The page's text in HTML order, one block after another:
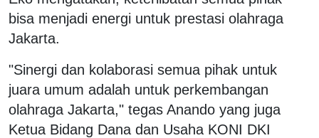
bisa menjadi energi untuk prestasi olahraga
Jakarta.
"Sinergi dan kolaborasi semua pihak untuk
juara umum adalah untuk perkembangan
olahraga Jakarta," tegas Anando yang juga
Ketua Bidang Dana dan Usaha KONI DKI